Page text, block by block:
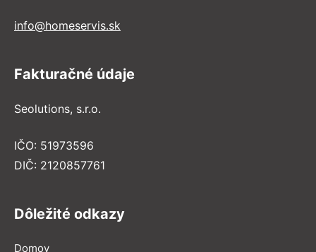
info@homeservis.sk
Fakturačné údaje
Seolutions, s.r.o.
IČO: 51973596
DIČ: 2120857761
Dôležité odkazy
Domov